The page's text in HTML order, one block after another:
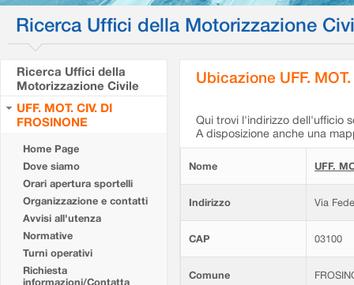
Ricerca Uffici della Motorizzazione
Ricerca Uffici della
Motorizzazione Civile
UFF. MOT. CIV. DI
FROSINONE
Home Page
Dove siamo
Orari apertura sportelli
Organizzazione e contatti
Avvisi all'utenza
Normative
Turni operativi
Richiesta
informazioni/Contatta
Ubicazione UFF.
Qui trovi l'indirizzo dell'ufficio
A disposizione anche una
Nome UFF.
Indirizzo Via
CAP 03100
Comune